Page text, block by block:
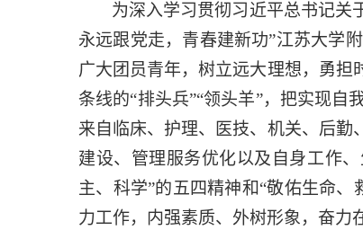
为深入学习贯彻习近平总书记关
永远跟党走，青春建新功”江苏大学
广大团员青年，树立远大理想，勇
条线的“排头兵”“领头羊”，把实现
来自临床、护理、医技、机关、后
建设、管理服务优化以及自身工作
主、科学”的五四精神和“敬佑生命
力工作，内强素质、外树形象，奋力